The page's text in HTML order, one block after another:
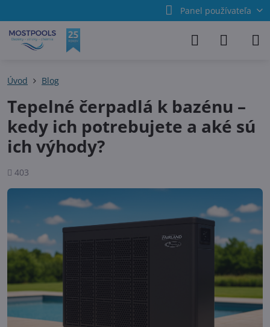
Panel používateľa
Úvod Blog
Tepelné čerpadlá k bazénu –
kedy ich potrebujete a aké sú
ich výhody?
Počet
403